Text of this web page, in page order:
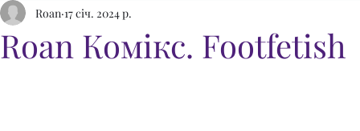
Roan Комікс. Footfetish
Roan 17 січ. 2024 р.